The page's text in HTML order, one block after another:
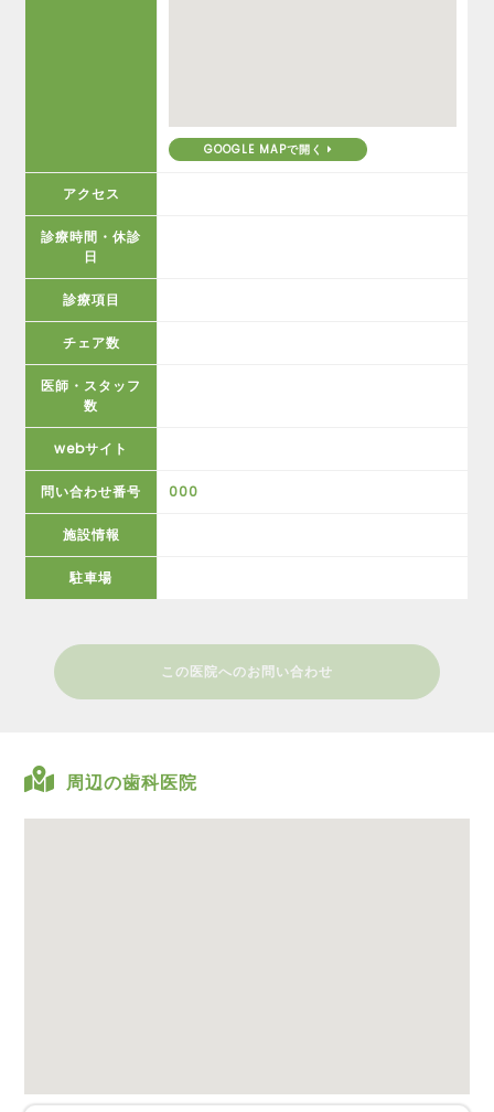
GOOGLE MAPで開く
アクセス
診療時間・休診
日
診療項目
チェア数
医師・スタッフ
数
webサイト
問い合わせ番号 000
施設情報
駐車場
この医院へのお問い合わせ
周辺の歯科医院